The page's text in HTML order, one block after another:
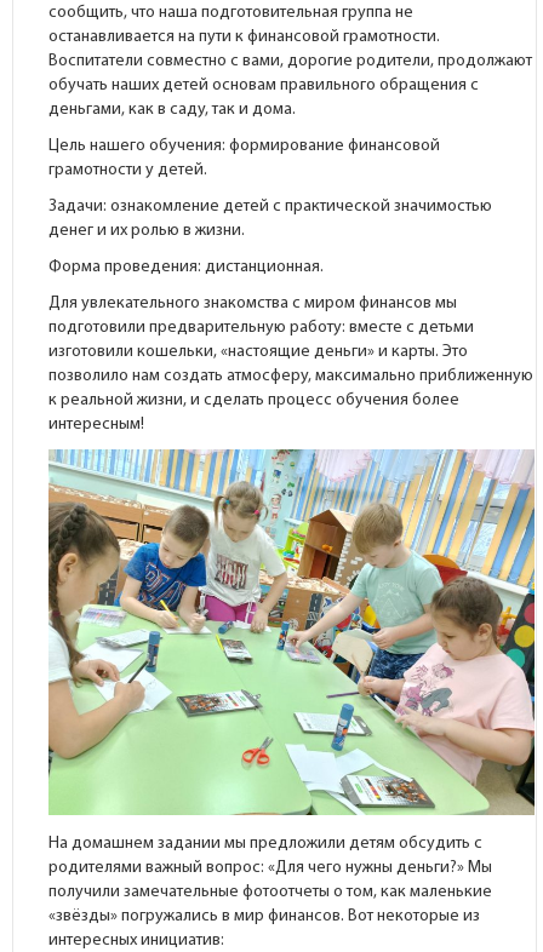
сообщить, что наша подготовительная группа не
останавливается на пути к финансовой грамотности.
Воспитатели совместно с вами, дорогие родители, продолжают
обучать наших детей основам правильного обращения с
деньгами, как в саду, так и дома.
Цель нашего обучения: формирование финансовой
грамотности у детей.
Задачи: ознакомление детей с практической значимостью
денег и их ролью в жизни.
Форма проведения: дистанционная.
Для увлекательного знакомства с миром финансов мы
подготовили предварительную работу: вместе с детьми
изготовили кошельки, «настоящие деньги» и карты. Это
позволило нам создать атмосферу, максимально приближенную
к реальной жизни, и сделать процесс обучения более
интересным!
На домашнем задании мы предложили детям обсудить с
родителями важный вопрос: «Для чего нужны деньги?» Мы
получили замечательные фотоотчеты о том, как маленькие
«звёзды» погружались в мир финансов. Вот некоторые из
интересных инициатив: